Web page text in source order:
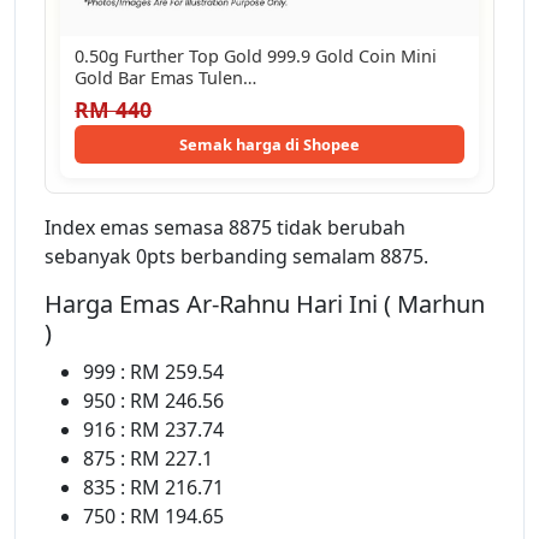
0.50g Further Top Gold 999.9 Gold Coin Mini
Gold Bar Emas Tulen…
RM 440
Semak harga di Shopee
Index emas semasa 8875 tidak berubah
sebanyak 0pts berbanding semalam 8875.
Harga Emas Ar-Rahnu Hari Ini ( Marhun
)
999 : RM 259.54
950 : RM 246.56
916 : RM 237.74
875 : RM 227.1
835 : RM 216.71
750 : RM 194.65